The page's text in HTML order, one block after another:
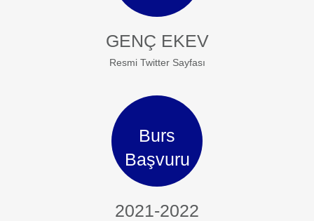
GENÇ EKEV
Resmi Twitter Sayfası
Burs
Başvuru
2021-2022